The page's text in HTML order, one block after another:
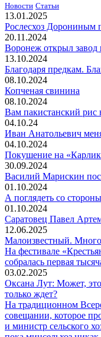
Новости Статьи
13.01.2025
Рослесхоз Дорониным
20.11.2024
Воронеж открыл завод
13.10.2024
Благодаря предкам.
08.10.2024
Копченая свинина
08.10.2024
Вам пакистанский
04.10.24
Иван Анатольевич
04.10.2024
Покушение на
30.09.2024
Василий Марискин
01.10.2024
А поглядеть со
01.10.2024
Саратовец Павел
12.06.2025
Малоизвестный.
На фестивале
собралась первая
03.02.2025
Оксана Лут: Может,
только ждет?
На традиционном
совещании, которое
и министр сельского